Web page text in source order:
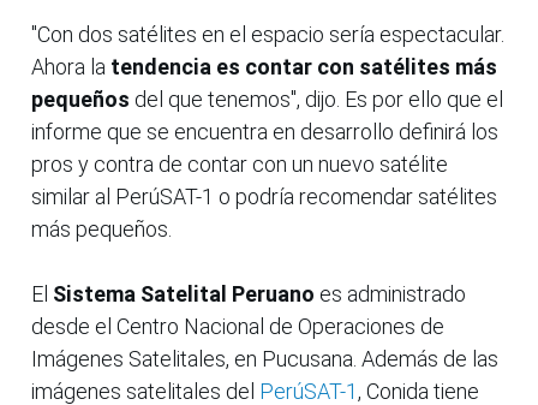
"Con dos satélites en el espacio sería espectacular.
Ahora la tendencia es contar con satélites más
pequeños del que tenemos", dijo. Es por ello que el
informe que se encuentra en desarrollo definirá los
pros y contra de contar con un nuevo satélite
similar al PerúSAT-1 o podría recomendar satélites
más pequeños.
El Sistema Satelital Peruano es administrado
desde el Centro Nacional de Operaciones de
Imágenes Satelitales, en Pucusana. Además de las
imágenes satelitales del PerúSAT-1, Conida tiene